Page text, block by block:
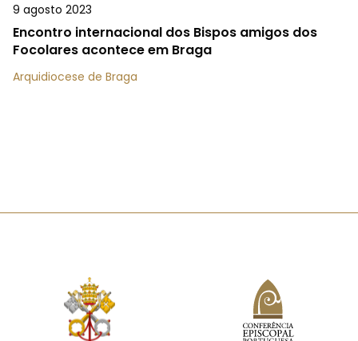
9 agosto 2023
Encontro internacional dos Bispos amigos dos
Focolares acontece em Braga
Arquidiocese de Braga